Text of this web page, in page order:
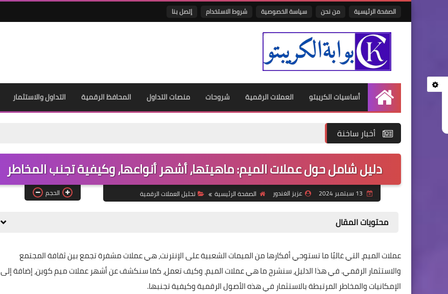
الصفحة الرئيسية من نحن سياسة الخصوصية شروط الاستخدام إتصل بنا
الرئيسية
أساسيات الكريبتو العملات الرقمية شروحات منصات التداول المحافظ الرقمية التداول والاستثمار
أخبار ساخنة
دليل شامل حول عملات الميم: ماهيتها، أشهر أنواعها، وكيفية تجنب المخاطر
عزيز الغندور الصفحة الرئيسية تحليل العملات الرقمية الحجم
محتويات المقال
عملات الميم، التي غالبًا ما تستوحي أفكارها من الميمات الشعبية على الإنترنت، هي عملات مشفرة تجمع بين ثقافة المجتمع
والاستثمار الرقمي. في هذا الدليل، سنشرح ما هي عملات الميم، وكيف تعمل، كما سنكشف عن أشهر عملات ميم كوين، إضافة إلى
الإمكانيات والمخاطر المرتبطة بالاستثمار في هذه الأصول الرقمية وكيفية تجنبها.